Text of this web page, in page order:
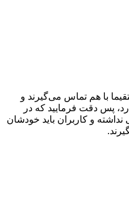
با هم تماس می‌گیرند و
دقت فرمایید که در
و کاربران باید خودشان